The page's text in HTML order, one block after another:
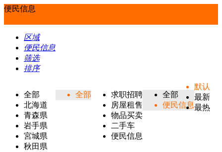
便民信息
区域
便民信息
筛选
排序
全部
北海道
青森県
岩手県
宮城県
秋田県
全部
求职招聘
房屋租售
物品买卖
二手车
便民信息
全部
便民信息
默认
最新
最热